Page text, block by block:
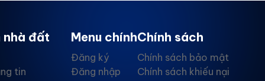
nhà đất
tin
Menu chính
Đăng ký
Đăng nhập
Chính sách
Chính sách bảo mật
Chính sách khiếu nại